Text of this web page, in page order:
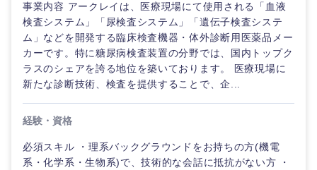
事業内容 アークレイは、医療現場にて使用される「血液
検査システム」「尿検査システム」「遺伝子検査システ
ム」などを開発する臨床検査機器・体外診断用医薬品メー
カーです。特に糖尿病検査装置の分野では、国内トップク
ラスのシェアを誇る地位を築いております。 医療現場に
新たな診断技術、検査を提供することで、企...
経験・資格
必須スキル ・理系バックグラウンドをお持ちの方(機電
系・化学系・生物系)で、技術的な会話に抵抗がない方 ・